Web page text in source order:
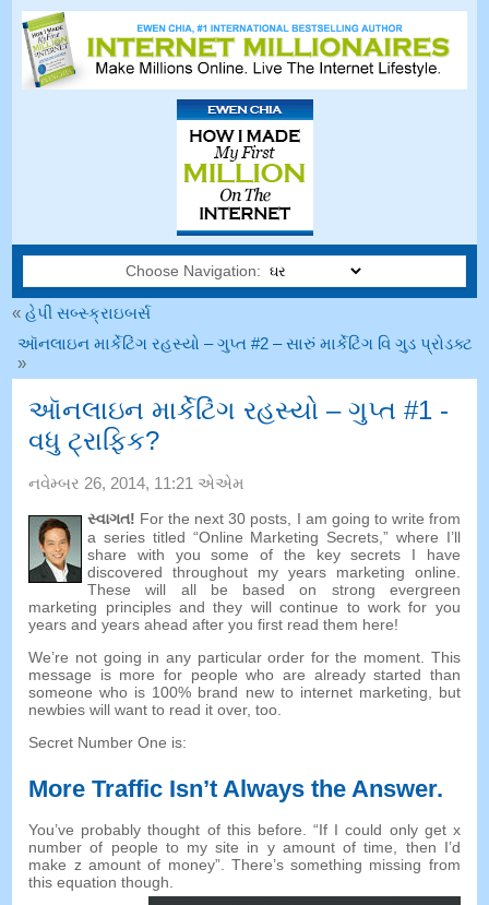
Choose Navigation:
«હેપી સબ્સ્ક્રાઇબર્સ
ઑનલાઇન માર્કેટિંગ રહસ્યો – ગુપ્ત #2 – સારું માર્કેટિંગ વિ ગુડ પ્રોડક્ટ
»
ઑનલાઇન માર્કેટિંગ રહસ્યો – ગુપ્ત #1 -
વધુ ટ્રાફિક?
નવેમ્બર 26, 2014, 11:21 એએમ
સ્વાગત! For the next 30 posts
I am going to write from
a series titled “Online Marketing Secrets ,” where I’ll
share with you some of the key secrets I have
discovered throughout my years marketing online
These will all be based on strong evergreen
marketing principles and they will continue to work for you
years and years ahead after you first read them here!
We’re not going in any particular order for the moment
This
message is more for people who are already started than
someone who is 100% brand new to internet marketing
but
newbies will want to read it over,too
Secret Number One is:
More Traffic Isn’t Always the Answer.
You’ve probably thought of this before. “If I could only get x
number of people to my site in y amount of time, then I’d
make z amount of money”. There’s something missing from
this equation though.